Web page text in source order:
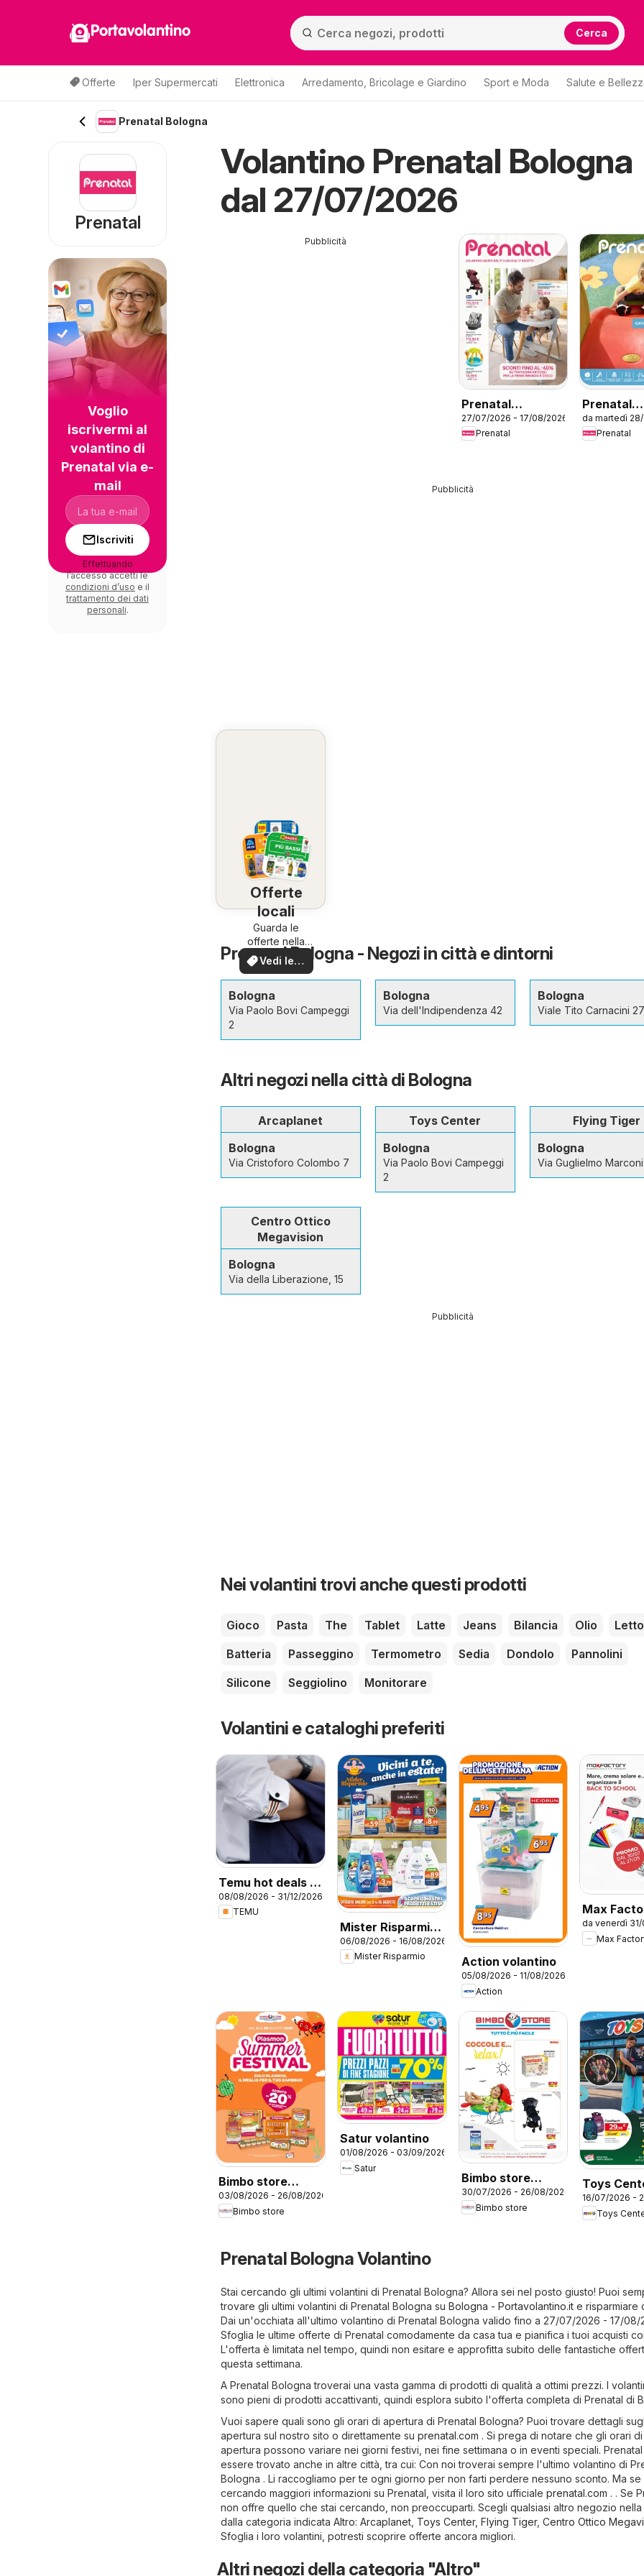
Portavolantino Cerca
Offerte Iper Supermercati Elettronica Arredamento, Bricolage e Giardino Sport e Moda Salute e
Prenatal Bologna
Volantino Prenatal Bologna
dal 27/07/2026
Pubblicità
Prenatal
volantino
27/07/2026 - 17/08/2026
Prenatal
Prenatal
volantino
da martedì
Prenatal
Pubblicità
Offerte
locali
Guarda le
offerte nella
tua zona!
Vedi le
offerte
Prenatal Bologna - Negozi in città e dintorni
Bologna
Via Paolo Bovi Campeggi
2
Bologna
Via dell'Indipendenza 42
Bologna
Viale Tito Carnacini 27
Altri negozi nella città di Bologna
Arcaplanet
Bologna
Via Cristoforo Colombo 7
Toys Center
Bologna
Via Paolo Bovi Campeggi
2
Flying Tiger
Bologna
Via Guglielmo Marconi
Centro Ottico
Megavision
Bologna
Via della Liberazione, 15
Pubblicità
Nei volantini trovi anche questi prodotti
Gioco Pasta The Tablet Latte Jeans Bilancia Olio
Letto
Batteria
Passeggino Termometro Sedia Dondolo
Pannolini
Silicone
Seggiolino Monitorare
Volantini e cataloghi preferiti
Temu hot deals –
Italy
08/08/2026 - 31/12/2026
TEMU
Mister Risparmio
volantino
06/08/2026 - 16/08/2026
Mister Risparmio
Action volantino
05/08/2026 - 11/08/2026
Action
Max
volantino
da venerdì
Max
Bimbo store
volantino
Summer Festival
03/08/2026 - 26/08/2026
Bimbo store
Satur volantino
01/08/2026 - 03/09/2026
Satur
Bimbo store
volantino
30/07/2026 - 26/08/2026
Bimbo store
Toys
volantino
School
16/07/2026 -
Toys
Prenatal Bologna Volantino
Stai cercando gli ultimi volantini di Prenatal Bologna? Allora sei nel posto giusto! Puoi
trovare gli ultimi volantini di Prenatal Bologna su Bologna - Portavolantino.it e risparmiare
Dai un'occhiata all'ultimo volantino di Prenatal Bologna valido fino a 27/07/2026 - 17/08/
Sfoglia le ultime offerte di Prenatal comodamente da casa tua e pianifica i tuoi acquisti
L'offerta è limitata nel tempo, quindi non esitare e approfitta subito delle fantastiche
questa settimana.
A Prenatal Bologna troverai una vasta gamma di prodotti di qualità a ottimi prezzi. I
sono pieni di prodotti accattivanti, quindi esplora subito l'offerta completa di Prenatal di
Vuoi sapere quali sono gli orari di apertura di Prenatal Bologna? Puoi trovare dettagli
apertura sul nostro sito o direttamente su prenatal.com . Si prega di notare che gli orari di
apertura possono variare nei giorni festivi, nei fine settimana o in eventi speciali.
essere trovato anche in altre città, tra cui: Con noi troverai sempre l'ultimo volantino di
Bologna . Li raccogliamo per te ogni giorno per non farti perdere nessuno sconto. Ma se
cercando maggiori informazioni su Prenatal, visita il loro sito ufficiale prenatal.com . . Se
non offre quello che stai cercando, non preoccuparti. Scegli qualsiasi altro negozio nella
dalla categoria indicata Altro: Arcaplanet Toys Center, Flying Tiger, Centro Ottico
Sfoglia i loro volantini, potresti scoprire offerte ancora migliori.
Altri negozi della categoria "Altro"
Prenatal
Voglio
iscrivermi al
volantino di
Prenatal via e-
mail
Iscriviti
Effettuando
l’accesso accetti le
condizioni d’uso e il
trattamento dei dati
personali.